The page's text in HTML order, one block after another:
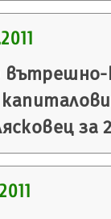
вътрешно-
за